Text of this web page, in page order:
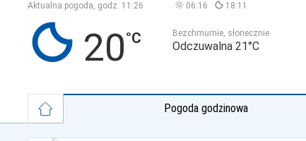
Aktualna pogoda, godz. 11:26 06:16 18:11
20 Bezchmurnie, słonecznie
Odczuwalna 21°C
Pogoda godzinowa